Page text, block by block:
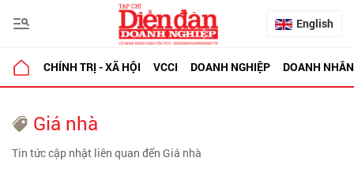
English
CHÍNH TRỊ - XÃ HỘI VCCI DOANH NGHIỆP DOANH NHÂN
Giá nhà
Tin tức cập nhật liên quan đến Giá nhà